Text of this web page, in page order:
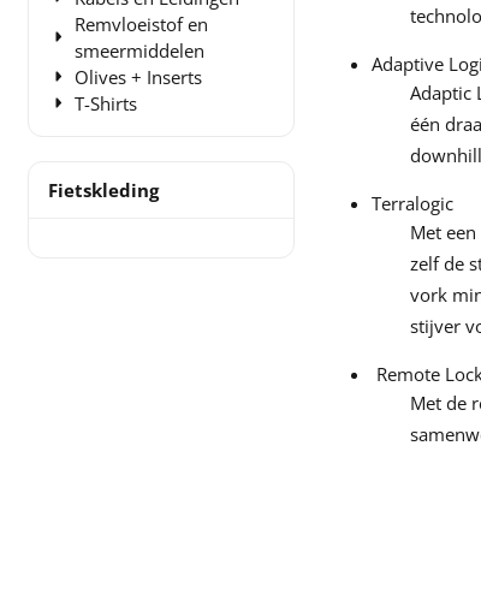
Remvloeistof en
smeermiddelen
Olives + Inserts
T-Shirts
Fietskleding
Adaptive
Adaptic
één
Terralogic
Met
zelf de
vork
stijver
Remote
Met de